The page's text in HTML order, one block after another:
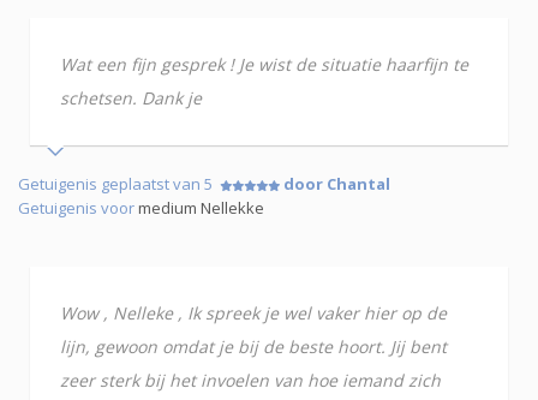
Wat een fijn gesprek ! Je wist de situatie haarfijn te
schetsen. Dank je
Getuigenis geplaatst van 5
door Chantal
Getuigenis voormedium Nellekke
Wow , Nelleke , Ik spreek je wel vaker hier op de
lijn, gewoon omdat je bij de beste hoort. Jij bent
zeer sterk bij het invoelen van hoe iemand zich